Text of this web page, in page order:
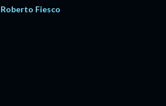
Roberto Fiesco